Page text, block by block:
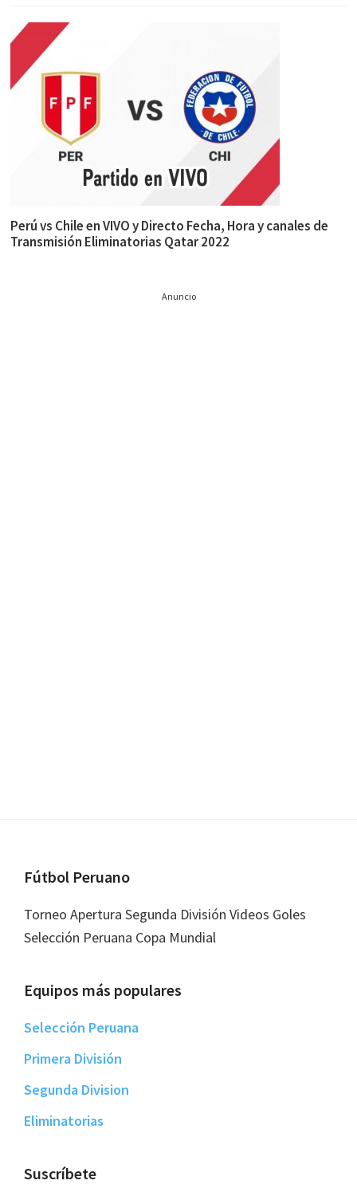
Perú vs Chile en VIVO y Directo Fecha, Hora y canales de
Transmisión Eliminatorias Qatar 2022
Anuncio
Footer
Fútbol Peruano
Torneo Apertura Segunda División Videos Goles
Selección Peruana Copa Mundial
Equipos más populares
Selección Peruana
Primera División
Segunda Division
Eliminatorias
Suscríbete